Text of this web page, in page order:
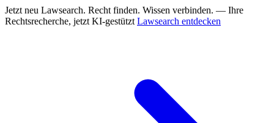
Jetzt neu Lawsearch. Recht finden. Wissen verbinden. — Ihre
Rechtsrecherche, jetzt KI-gestützt Lawsearch entdecken